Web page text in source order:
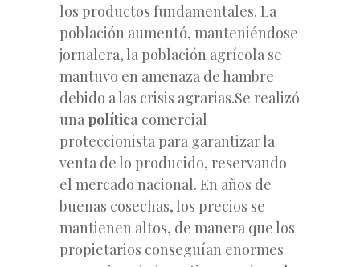
los productos fundamentales. La
población aumentó, manteniéndose
jornalera, la población agrícola se
mantuvo en amenaza de hambre
debido a las crisis agrarias.Se realizó
una política comercial
proteccionista para garantizar la
venta de lo producido, reservando
el mercado nacional. En años de
buenas cosechas, los precios se
mantienen altos, de manera que los
propietarios conseguían enormes